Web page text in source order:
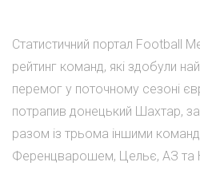
Статистичний портал Football
рейтинг команд, які здобули
перемог у поточному сезоні
потрапив донецький Шахтар,
разом із трьома іншими
Ференцварошем, Цельє, АЗ та